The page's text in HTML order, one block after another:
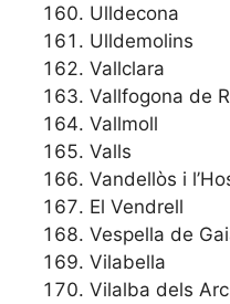
Ulldecona
Ulldemolins
Vallclara
Vallfogona de
Vallmoll
Valls
Vandellòs i
El Vendrell
Vespella de
Vilabella
Vilalba dels